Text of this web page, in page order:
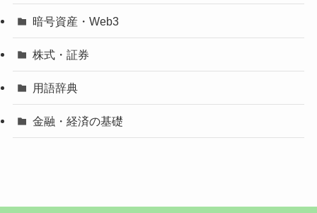
暗号資産・Web3
株式・証券
用語辞典
金融・経済の基礎